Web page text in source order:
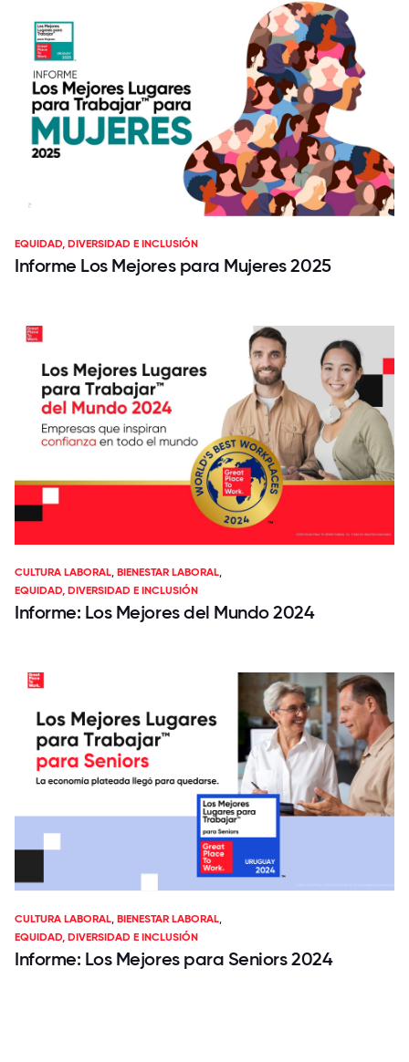
EQUIDAD, DIVERSIDAD E INCLUSIÓN
Informe Los Mejores para Mujeres 2025
CULTURA LABORAL,BIENESTAR LABORAL,
EQUIDAD, DIVERSIDAD E INCLUSIÓN
Informe: Los Mejores del Mundo 2024
CULTURA LABORAL,BIENESTAR LABORAL,
EQUIDAD, DIVERSIDAD E INCLUSIÓN
Informe: Los Mejores para Seniors 2024